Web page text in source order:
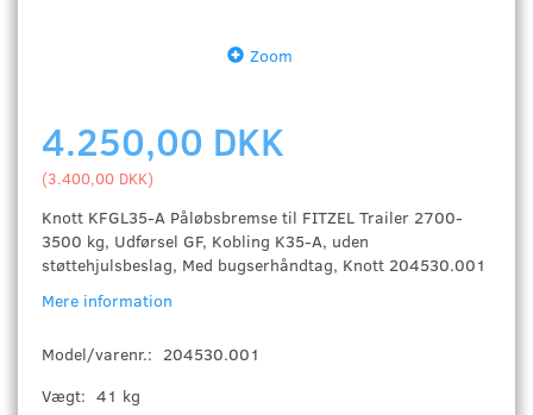
Zoom
4.250,00 DKK
(3.400,00 DKK)
Knott KFGL35-A Påløbsbremse til FITZEL Trailer 2700-
3500 kg, Udførsel GF, Kobling K35-A, uden
støttehjulsbeslag, Med bugserhåndtag, Knott 204530.001
Mere information
Model/varenr.: 204530.001
Vægt: 41 kg